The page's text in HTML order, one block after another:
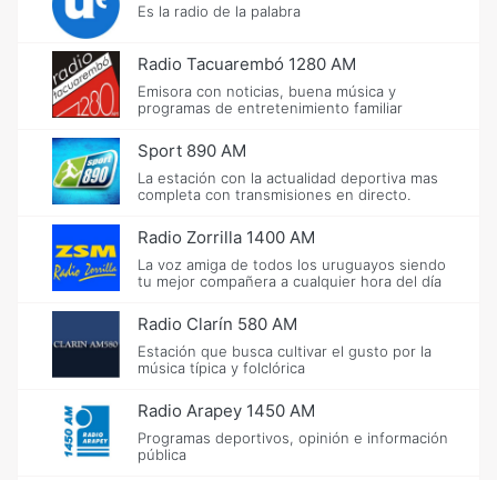
Es la radio de la palabra
Radio Tacuarembó 1280 AM
Emisora con noticias, buena música y
programas de entretenimiento familiar
Sport 890 AM
La estación con la actualidad deportiva mas
completa con transmisiones en directo.
Radio Zorrilla 1400 AM
La voz amiga de todos los uruguayos siendo
tu mejor compañera a cualquier hora del día
Radio Clarín 580 AM
Estación que busca cultivar el gusto por la
música típica y folclórica
Radio Arapey 1450 AM
Programas deportivos, opinión e información
pública